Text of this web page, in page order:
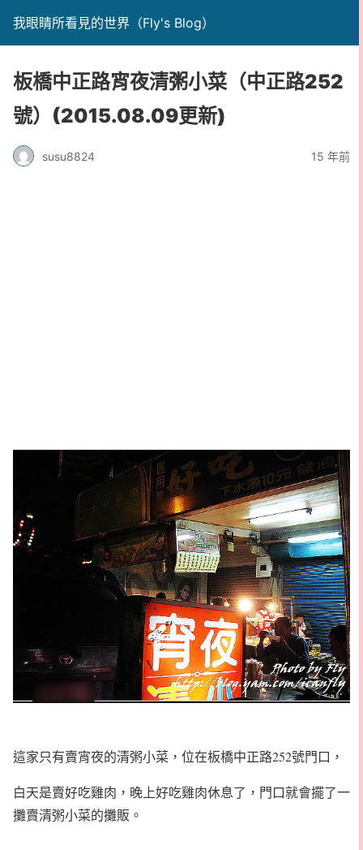
我眼睛所看見的世界（Fly's Blog）
板橋中正路宵夜清粥小菜（中正路252
號）(2015.08.09更新)
susu8824 15 年前
這家只有賣宵夜的清粥小菜，位在板橋中正路252號門口，
白天是賣好吃雞肉，晚上好吃雞肉休息了，門口就會擺了一
攤賣清粥小菜的攤販。